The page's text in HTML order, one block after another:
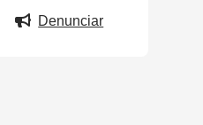
Denunciar